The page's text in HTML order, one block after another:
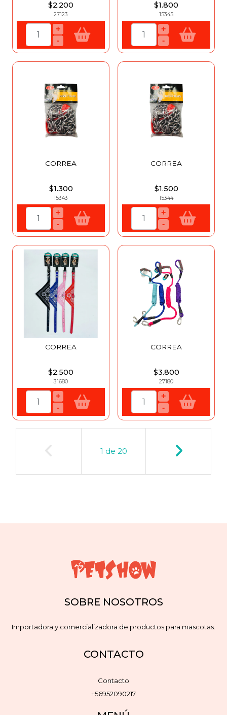
$2.200
27123
+
-
$1.800
15345
+
-
CORREA
$1.300
15343
+
-
CORREA
$1.500
15344
+
-
CORREA
$2.500
31680
+
-
CORREA
$3.800
27180
+
-
1 de 20
SOBRE NOSOTROS
Importadora y comercializadora de productos para mascotas.
CONTACTO
Contacto
+56952090217